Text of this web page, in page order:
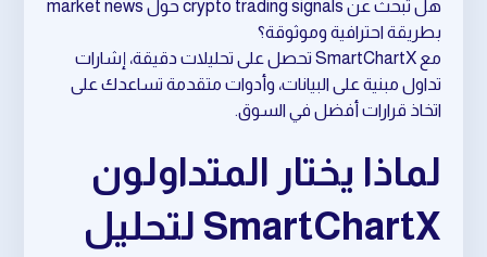
هل تبحث عن crypto trading signals حول market news
بطريقة احترافية وموثوقة؟
مع SmartChartX تحصل على تحليلات دقيقة، إشارات
تداول مبنية على البيانات، وأدوات متقدمة تساعدك على
اتخاذ قرارات أفضل في السوق.
لماذا يختار المتداولون
SmartChartX لتحليل